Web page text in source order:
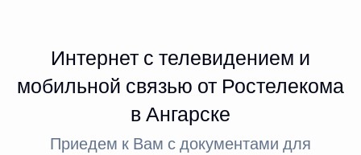
Интернет с телевидением и
мобильной связью от Ростелекома
в Ангарске
Приедем к Вам с документами для